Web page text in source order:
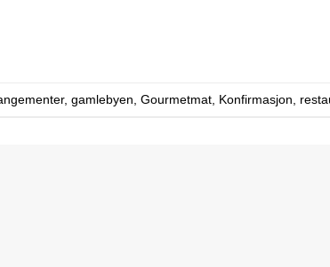
, gamlebyen Gourmetmat Konfirmasjon